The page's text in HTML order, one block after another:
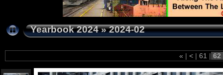
Yearbook 2024»2024-02
« | < | 61 | 62